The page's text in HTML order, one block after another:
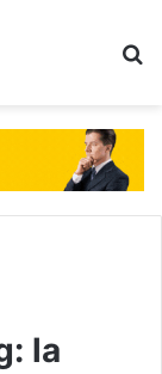
la